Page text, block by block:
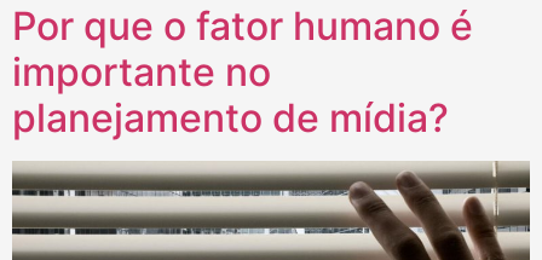
Por que o fator humano é
importante no
planejamento de mídia?